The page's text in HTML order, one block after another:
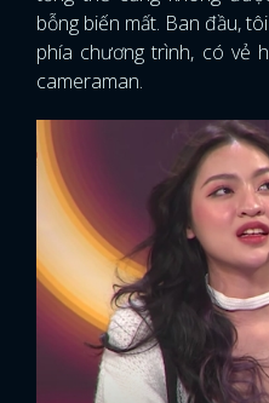
bỗng biến mất. Ban đầu,
phía chương trình, có vẻ
cameraman.